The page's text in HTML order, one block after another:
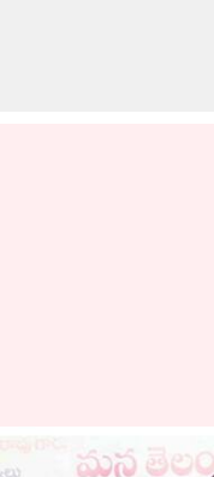
బీఆర్ఎస్ కి